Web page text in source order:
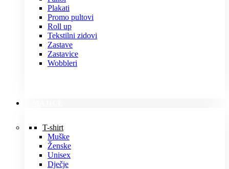
Plakati
Promo pultovi
Roll up
Tekstilni zidovi
Zastave
Zastavice
Wobbleri
T-shirt
Muške
Ženske
Unisex
Dječje